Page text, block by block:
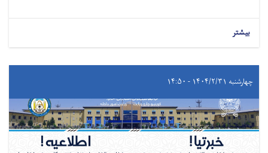
بیشتر
چهارشنبه ۱۴۰۴/۲/۳۱ - ۱۴:۵۰